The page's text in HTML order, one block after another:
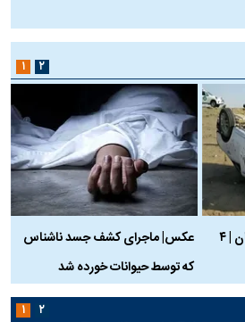
واژگونی مرگبار سمند در اصفهان | ۴
عکس| ماجرای کشف جسد ناشناس
که توسط حیوانات خورده شد
۱ ۲
۱ ۲